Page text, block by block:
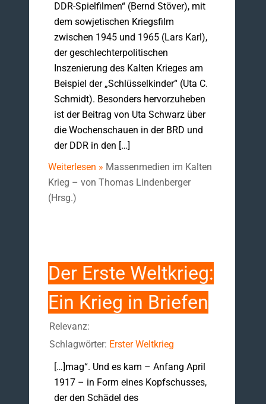
DDR-Spielfilmen“ (Bernd Stöver), mit
dem sowjetischen Kriegsfilm
zwischen 1945 und 1965 (Lars Karl),
der geschlechterpolitischen
Inszenierung des Kalten Krieges am
Beispiel der „Schlüsselkinder“ (Uta C.
Schmidt). Besonders hervorzuheben
ist der Beitrag von Uta Schwarz über
die Wochenschauen in der BRD und
der DDR in den […]
Weiterlesen » Massenmedien im Kalten
Krieg – von Thomas Lindenberger
(Hrsg.)
Der Erste Weltkrieg:
Ein Krieg in Briefen
Relevanz:
Schlagwörter: Erster Weltkrieg
[…]mag“. Und es kam – Anfang April
1917 – in Form eines Kopfschusses,
der den Schädel des